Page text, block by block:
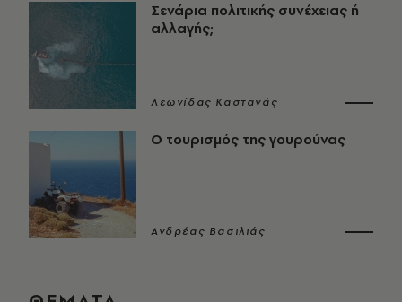
Σενάρια πολιτικής συνέχειας ή
αλλαγής;
Λεωνίδας Καστανάς
Ο τουρισμός της γουρούνας
Ανδρέας Βασιλιάς